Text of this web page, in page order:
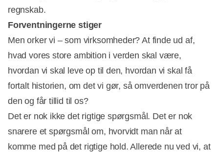
regnskab.
Forventningerne stiger
Men orker vi – som virksomheder? At finde ud af,
hvad vores store ambition i verden skal være,
hvordan vi skal leve op til den, hvordan vi skal få
fortalt historien, om det vi gør, så omverdenen tror på
den og får tillid til os?
Det er nok ikke det rigtige spørgsmål. Det er nok
snarere et spørgsmål om, hvorvidt man når at
komme med på det rigtige hold. Allerede nu ved vi, at